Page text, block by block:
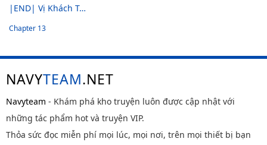
|END| Vị Khách Từ Căn Nhà Phía Sau
Chapter 13
NAVYTEAM.NET
Navyteam - Khám phá kho truyện luôn được cập nhật với
những tác phẩm hot và truyện VIP.
Thỏa sức đọc miễn phí mọi lúc, mọi nơi, trên mọi thiết bị bạn